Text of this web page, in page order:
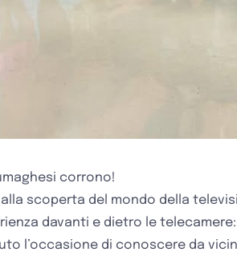
corrono!
scoperta del mondo della
davanti e dietro le
l’occasione di conoscere da